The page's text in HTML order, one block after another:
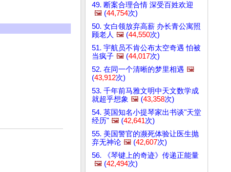
49. 断案合理合情 深受百姓欢迎
🖼️ (44,754次)
50. 女白领放弃高薪 办长青公寓照
顾老人 🖼️ (44,550次)
51. 宇航员不肯公布太空奇遇 怕被
当疯子 🖼️ (44,017次)
52. 在同一个清晰的梦里相遇 🖼️
(43,912次)
53. 千年前马雅文明中天文数学成
就超乎想象 🖼️ (43,358次)
54. 英国知名小提琴家出书谈"天堂
经历" 🖼️ (42,641次)
55. 美国警官的濒死体验让医生抛
弃无神论 🖼️ (42,607次)
56. 《琴键上的奇迹》传递正能量
🖼️ (42,494次)